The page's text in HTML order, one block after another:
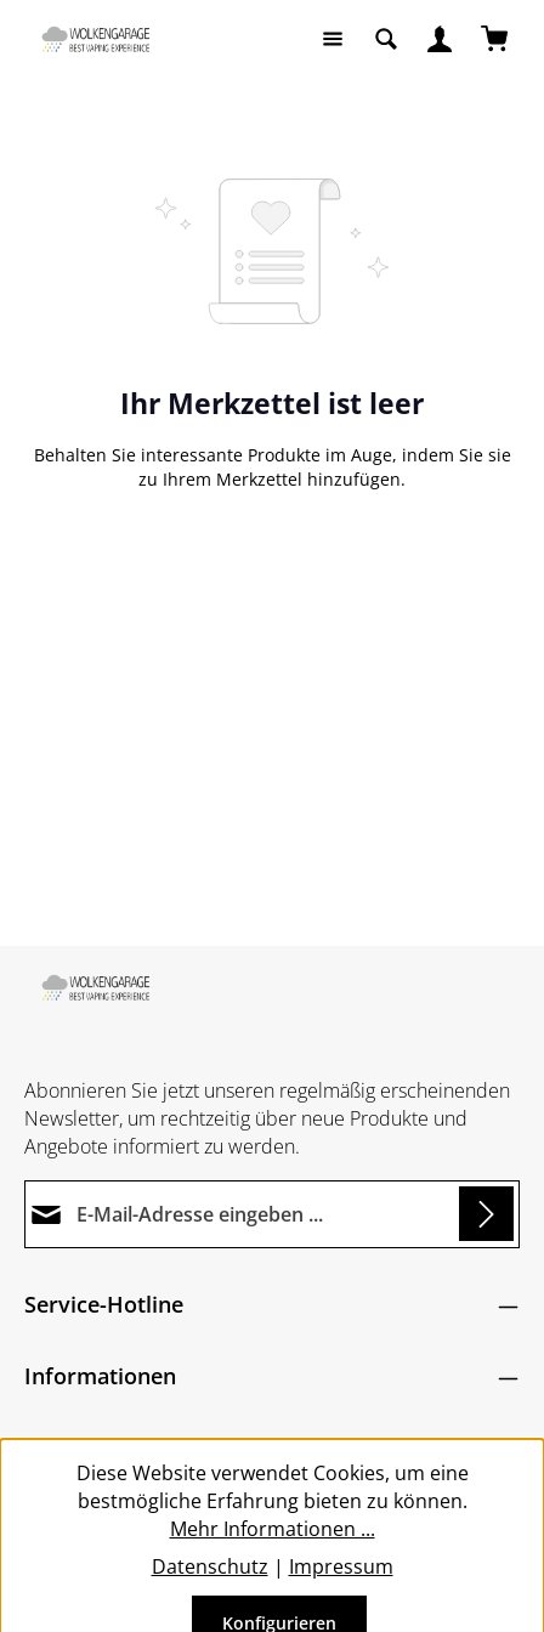
Zum Hauptinhalt springen
Ihr Merkzettel ist leer
Behalten Sie interessante Produkte im Auge, indem Sie sie
zu Ihrem Merkzettel hinzufügen.
Abonnieren Sie jetzt unseren regelmäßig erscheinenden
Newsletter, um rechtzeitig über neue Produkte und
Angebote informiert zu werden.
Ich habe dieDatenschutzbestimmungen
bin mit ihnen einverstanden.
Loading...
Zeichen ein*
Die mit einem Stern (*) markierten Felder sind
Service-Hotline
Informationen
Service
Diese Website verwendet Cookies, um eine
bestmögliche Erfahrung bieten zu können.
Mehr Informationen ...
Datenschutz | Impressum
Konfigurieren